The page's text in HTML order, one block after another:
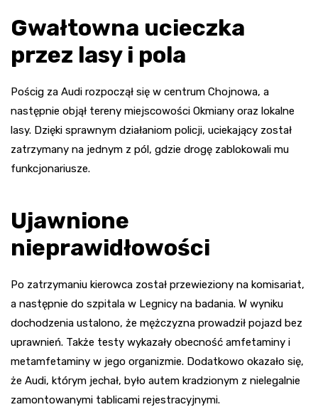
Gwałtowna ucieczka
przez lasy i pola
Pościg za Audi rozpoczął się w centrum Chojnowa, a
następnie objął tereny miejscowości Okmiany oraz lokalne
lasy. Dzięki sprawnym działaniom policji, uciekający został
zatrzymany na jednym z pól, gdzie drogę zablokowali mu
funkcjonariusze.
Ujawnione
nieprawidłowości
Po zatrzymaniu kierowca został przewieziony na komisariat,
a następnie do szpitala w Legnicy na badania. W wyniku
dochodzenia ustalono, że mężczyzna prowadził pojazd bez
uprawnień. Także testy wykazały obecność amfetaminy i
metamfetaminy w jego organizmie. Dodatkowo okazało się,
że Audi, którym jechał, było autem kradzionym z nielegalnie
zamontowanymi tablicami rejestracyjnymi.